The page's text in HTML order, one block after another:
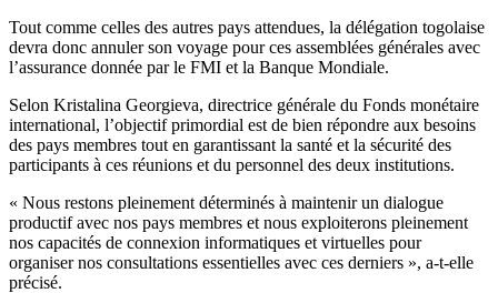
Tout comme celles des autres pays attendues, la délégation togolaise
devra donc annuler son voyage pour ces assemblées générales avec
l’assurance donnée par le FMI et la Banque Mondiale.
Selon Kristalina Georgieva, directrice générale du Fonds monétaire
international, l’objectif primordial est de bien répondre aux besoins
des pays membres tout en garantissant la santé et la sécurité des
participants à ces réunions et du personnel des deux institutions.
« Nous restons pleinement déterminés à maintenir un dialogue
productif avec nos pays membres et nous exploiterons pleinement
nos capacités de connexion informatiques et virtuelles pour
organiser nos consultations essentielles avec ces derniers », a-t-elle
précisé.